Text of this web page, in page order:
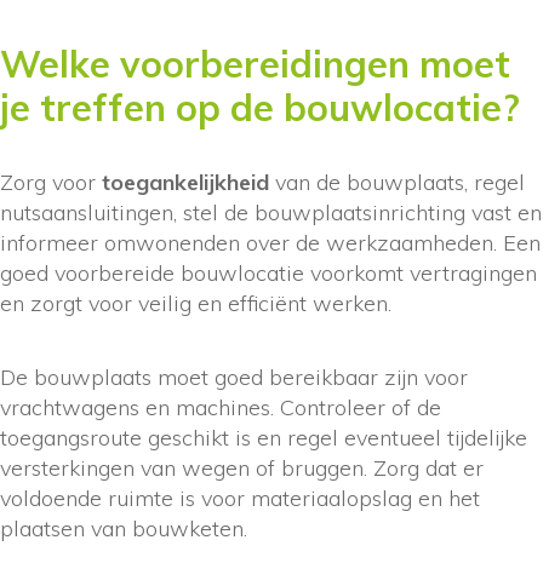
Welke voorbereidingen moet
je treffen op de bouwlocatie?
Zorg voor toegankelijkheid van de bouwplaats, regel
nutsaansluitingen, stel de bouwplaatsinrichting vast en
informeer omwonenden over de werkzaamheden. Een
goed voorbereide bouwlocatie voorkomt vertragingen
en zorgt voor veilig en efficiënt werken.
De bouwplaats moet goed bereikbaar zijn voor
vrachtwagens en machines. Controleer of de
toegangsroute geschikt is en regel eventueel tijdelijke
versterkingen van wegen of bruggen. Zorg dat er
voldoende ruimte is voor materiaalopslag en het
plaatsen van bouwketen.